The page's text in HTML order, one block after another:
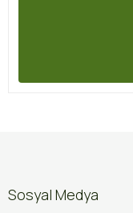
Sosyal Medya